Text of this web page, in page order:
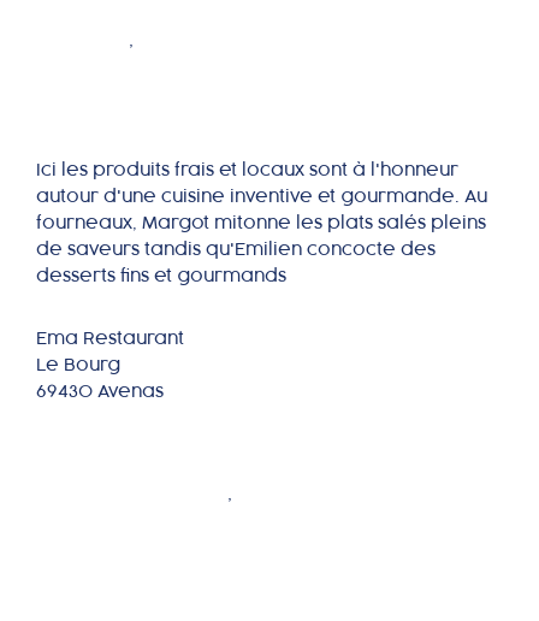
,
Ici les produits frais et locaux sont à l'honneur
autour d'une cuisine inventive et gourmande. Au
fourneaux, Margot mitonne les plats salés pleins
de saveurs tandis qu'Emilien concocte des
desserts fins et gourmands
Ema Restaurant
Le Bourg
69430 Avenas
,